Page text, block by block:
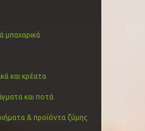
μπαχαρικά
και κρέατα
και ποτά
& προϊόντα ζύμης